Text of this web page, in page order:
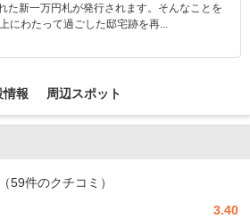
た新一万円札が発行されます。そんなことを
にわたって過ごした邸宅跡を再...
情報 周辺スポット
（59件のクチコミ）
3.40